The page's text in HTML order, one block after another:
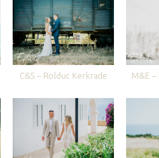
C&S – Rolduc Kerkrade M&E